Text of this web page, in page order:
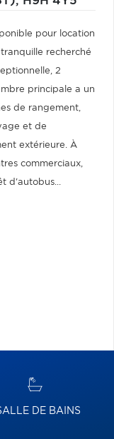
pour location
recherché
2
principale a un
de rangement,
et de
extérieure. À
commerciaux,
d'autobus...
DE BAINS